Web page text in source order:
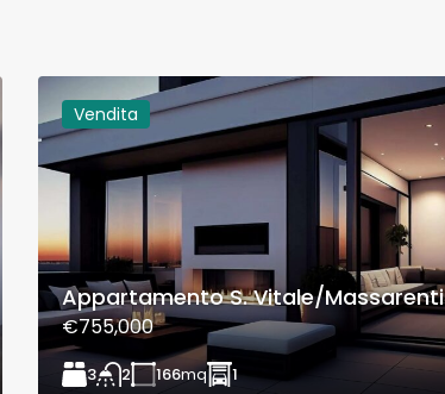
Vendita
Appartamento S. Vitale/Massarenti
€755,000
3 2 166mq 1